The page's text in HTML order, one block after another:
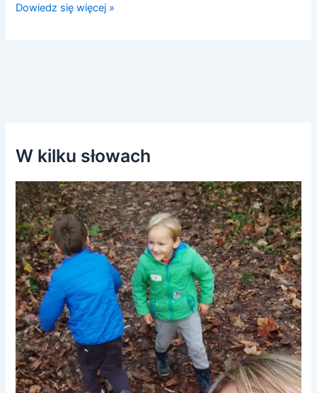
Dowiedz się więcej »
W kilku słowach